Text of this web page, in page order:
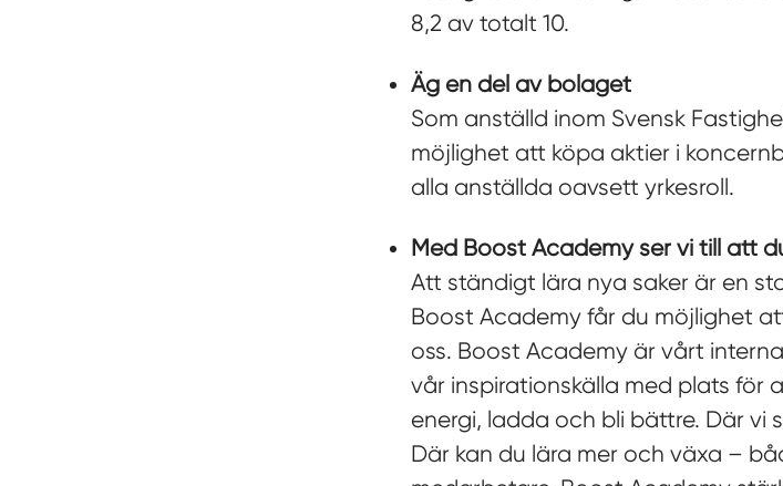
8,2 av totalt 10.
Äg en del av bolaget
Som anställd inom Svensk
möjlighet att köpa aktier i
alla anställda oavsett yrkesroll.
Med Boost Academy ser vi till att
Att ständigt lära nya saker är en
Boost Academy får du möjlighet
oss. Boost Academy är vårt
vår inspirationskälla med plats för
energi, ladda och bli bättre. Där vi
Där kan du lära mer och växa –